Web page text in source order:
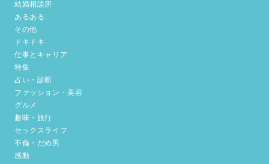
結婚相談所
あるある
その他
ドキドキ
仕事とキャリア
特集
占い・診断
ファッション・美容
グルメ
趣味・旅行
セックスライフ
不倫・だめ男
感動